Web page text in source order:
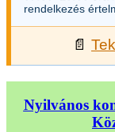
rendelkezés
📄
Nyilvános